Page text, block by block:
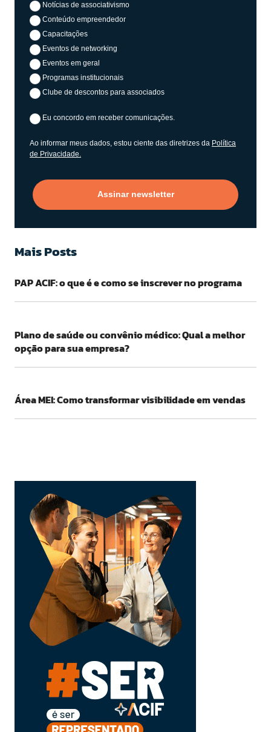
Notícias de associativismo
Conteúdo empreendedor
Capacitações
Eventos de networking
Eventos em geral
Programas institucionais
Clube de descontos para associados
Eu concordo em receber comunicações.
Ao informar meus dados, estou ciente das diretrizes da Política
de Privacidade.
Assinar newsletter
Mais Posts
PAP ACIF: o que é e como se inscrever no programa
Plano de saúde ou convênio médico: Qual a melhor
opção para sua empresa?
Área MEI: Como transformar visibilidade em vendas